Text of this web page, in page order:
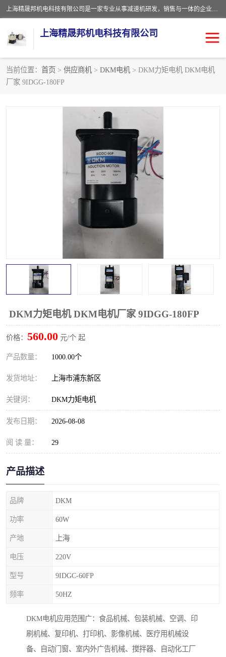
上海精晟邦机电科技有限公司是一家专业从事减速机研发，销售与一体的企业。公司拥有资深技术人员和技术团队服务人才，致力于为广大客户提供专业，细致的产品服务。主营产品有：中型减速电机，微型调速电机，精密行星减速机，蜗轮蜗杆减速机，RFKS四大系列减速机，SKM双曲面齿轮减速机，齿轮减速电机，行星减速机，防爆电机，变频器等系列；产品广泛用于汽车，船舶，能源，环保，包装，物流等领域，欢迎咨询。
上海精晟邦机电科技有限公司
当前位置： 首页 > 供应商机 > DKM电机 > DKM力矩电机 DKM电机
厂家 9IDGG-180FP
DKM力矩电机 DKM电机厂家 9IDGG-180FP
价格： 560.00 元/个 起
产品数量： 1000.00个
发货地址： 上海市浦东新区
关键词： DKM力矩电机
发布日期： 2026-08-08
阅 读 量： 29
产品描述
品牌 DKM
功率 60W
产地 上海
电压 220V
型号 9IDGC-60FP
频率 50HZ
DKM电机应用范围广：食品机械、包装机械、空调、印
刷机械、复印机、打印机、影像机械、医疗用机械设
备、自动门窗、室内外广告机械、搅拌器、自动化工厂
减速电机
精晟邦四大系列
精晟邦微型齿轮减速电机
晟邦电机